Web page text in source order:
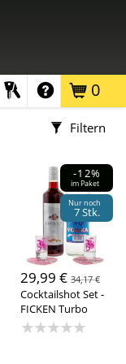
0
Filtern
-12%
im Paket
Nur noch
7 Stk.
29,99 €34,17 €
Cocktailshot Set -
FICKEN Turbo
★★★★★